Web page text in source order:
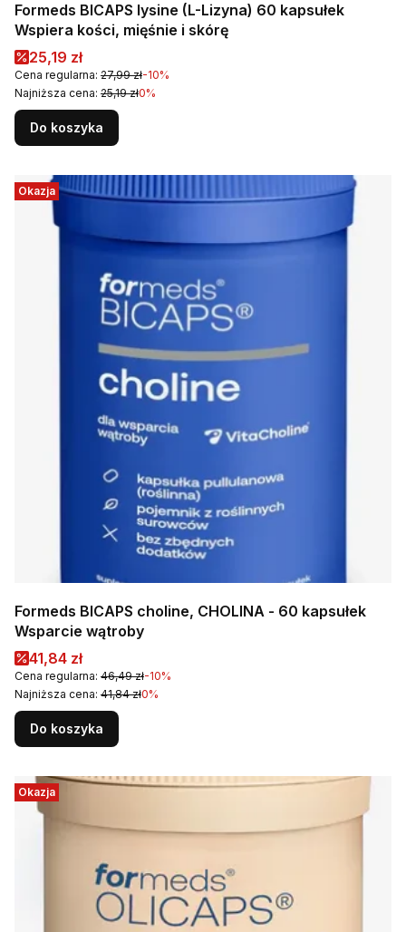
Formeds BICAPS lysine (L-Lizyna) 60 kapsułek
Wspiera kości, mięśnie i skórę
Cena promocyjna
25,19 zł
Cena regularna: 27,99 zł-10%
Najniższa cena: 25,19 zł0%
Do koszyka
Okazja
Formeds BICAPS choline, CHOLINA - 60 kapsułek
Wsparcie wątroby
Cena promocyjna
41,84 zł
Cena regularna: 46,49 zł-10%
Najniższa cena: 41,84 zł0%
Do koszyka
Okazja